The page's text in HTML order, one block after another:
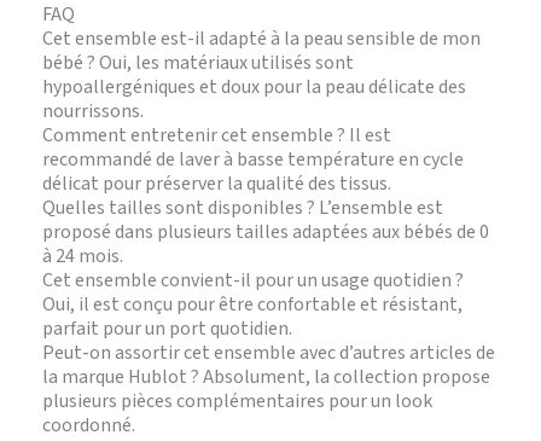
FAQ
Cet ensemble est-il adapté à la peau sensible de mon
bébé ? Oui, les matériaux utilisés sont
hypoallergéniques et doux pour la peau délicate des
nourrissons.
Comment entretenir cet ensemble ? Il est
recommandé de laver à basse température en cycle
délicat pour préserver la qualité des tissus.
Quelles tailles sont disponibles ? L’ensemble est
proposé dans plusieurs tailles adaptées aux bébés de 0
à 24 mois.
Cet ensemble convient-il pour un usage quotidien ?
Oui, il est conçu pour être confortable et résistant,
parfait pour un port quotidien.
Peut-on assortir cet ensemble avec d’autres articles de
la marque Hublot ? Absolument, la collection propose
plusieurs pièces complémentaires pour un look
coordonné.